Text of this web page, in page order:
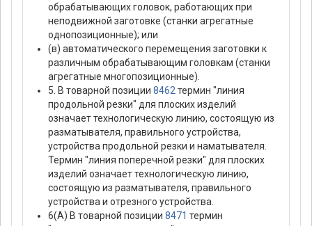
обрабатывающих головок, работающих при
неподвижной заготовке (станки агрегатные
однопозиционные); или
(в) автоматического перемещения заготовки к
различным обрабатывающим головкам (станки
агрегатные многопозиционные).
5. В товарной позиции 8462 термин "линия
продольной резки" для плоских изделий
означает технологическую линию, состоящую из
разматывателя, правильного устройства,
устройства продольной резки и наматывателя.
Термин "линия поперечной резки" для плоских
изделий означает технологическую линию,
состоящую из разматывателя, правильного
устройства и отрезного устройства.
6(A) В товарной позиции 8471 термин